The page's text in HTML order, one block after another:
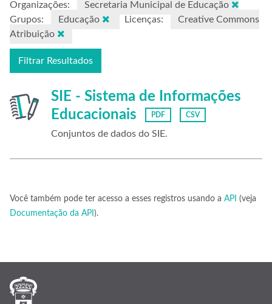
Organizações:
Secretaria Municipal de Educação
Grupos:
Educação Licenças:
Creative Commons
Atribuição
Filtrar Resultados
SIE - Sistema de Informações
Educacionais
PDF CSV
Conjuntos de dados do SIE.
Você também pode ter acesso a esses registros usando a API (veja
Documentação da API ).